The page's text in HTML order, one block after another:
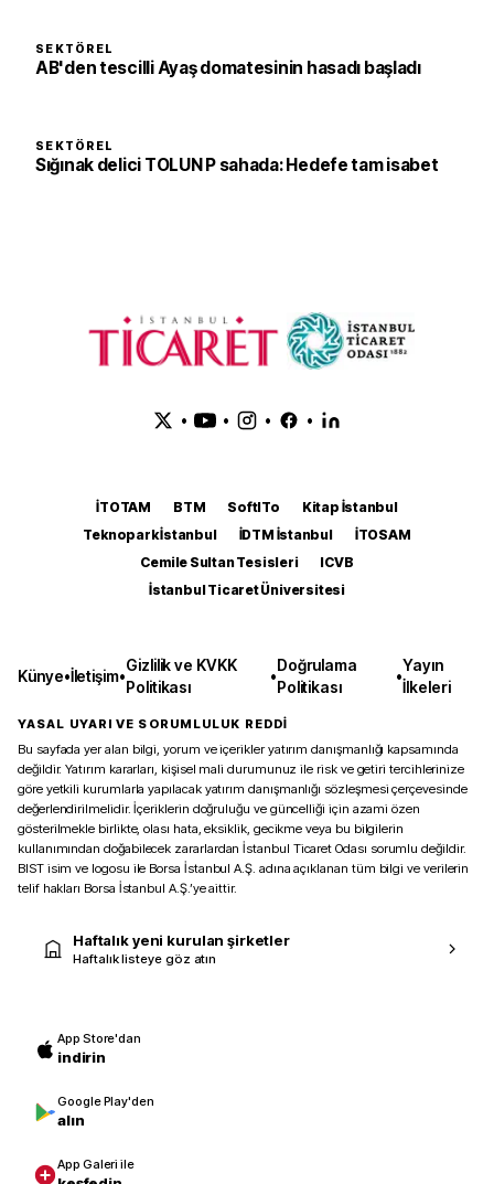
SEKTÖREL
AB'den tescilli Ayaş domatesinin hasadı başladı
SEKTÖREL
Sığınak delici TOLUN P sahada: Hedefe tam isabet
• • • •
İTOTAM BTM SoftITo
Kitap İstanbul
Teknopark İstanbul
İDTM İstanbul
İTOSAM
Cemile Sultan Tesisleri
ICVB
İstanbul Ticaret Üniversitesi
Künye•İletişim•
Gizlilik ve KVKK
Politikası
•
Doğrulama
Politikası
•
Yayın
İlkeleri
YASAL UYARI VE SORUMLULUK REDDİ
Bu sayfada yer alan bilgi, yorum ve içerikler yatırım danışmanlığı kapsamında
değildir. Yatırım kararları, kişisel mali durumunuz ile risk ve getiri tercihlerinize
göre yetkili kurumlarla yapılacak yatırım danışmanlığı sözleşmesi çerçevesinde
değerlendirilmelidir. İçeriklerin doğruluğu ve güncelliği için azami özen
gösterilmekle birlikte, olası hata, eksiklik, gecikme veya bu bilgilerin
kullanımından doğabilecek zararlardan İstanbul Ticaret Odası sorumlu değildir.
BIST isim ve logosu ile Borsa İstanbul A.Ş. adına açıklanan tüm bilgi ve verilerin
telif hakları Borsa İstanbul A.Ş.’ye aittir.
Haftalık yeni kurulan şirketler
Haftalık listeye göz atın
App Store'dan
indirin
Google Play'den
alın
App Galeri ile